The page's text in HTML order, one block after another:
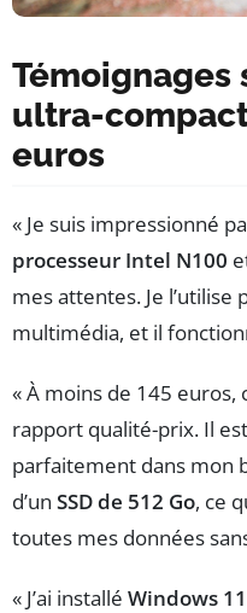
Témoignages
ultra-
euros
« Je suis impressionné
processeur Intel N100
mes attentes. Je
multimédia, et il
« À moins de 145 euros,
rapport qualité-prix. Il
parfaitement dans mon
d’un SSD de 512 Go, ce
toutes mes données
« J’ai installé Windows 11